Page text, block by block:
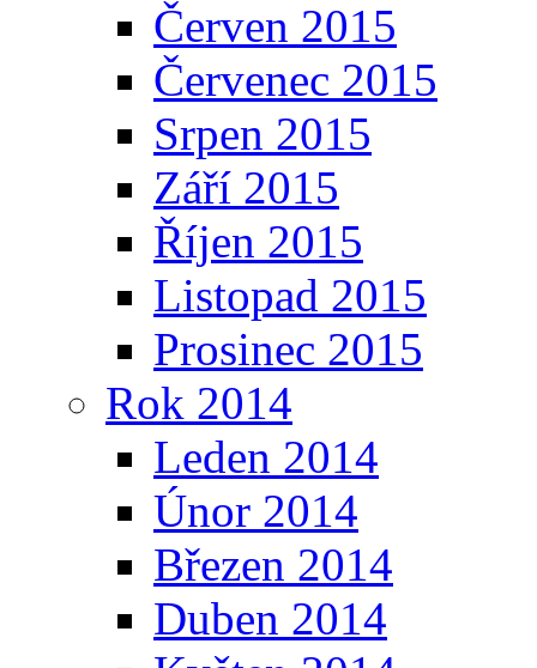
Červen 2015
Červenec 2015
Srpen 2015
Září 2015
Říjen 2015
Listopad 2015
Prosinec 2015
Rok 2014
Leden 2014
Únor 2014
Březen 2014
Duben 2014